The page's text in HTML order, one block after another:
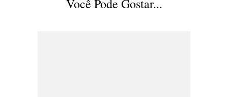
Você Pode Gostar...